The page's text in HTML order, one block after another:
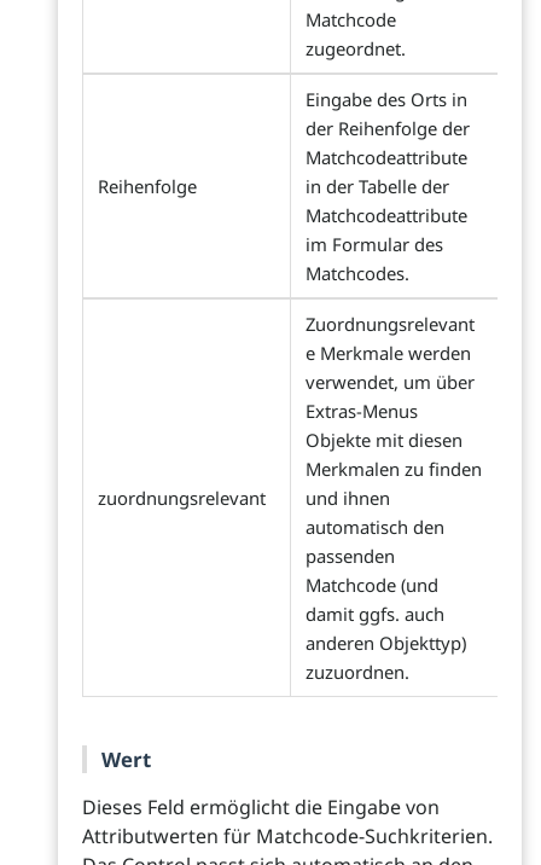
Matchcode
zugeordnet.
Reihenfolge
Eingabe des Orts in
der Reihenfolge der
Matchcodeattribute
in der Tabelle der
Matchcodeattribute
im Formular des
Matchcodes.
zuordnungsrelevant
Zuordnungsrelevant
e Merkmale werden
verwendet, um über
Extras-Menus
Objekte mit diesen
Merkmalen zu finden
und ihnen
automatisch den
passenden
Matchcode (und
damit ggfs. auch
anderen Objekttyp)
zuzuordnen.
Wert
Dieses Feld ermöglicht die Eingabe von
Attributwerten für Matchcode-Suchkriterien.